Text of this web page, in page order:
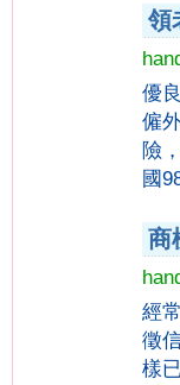
領
優
僱
險
國
商
經
徵
樣